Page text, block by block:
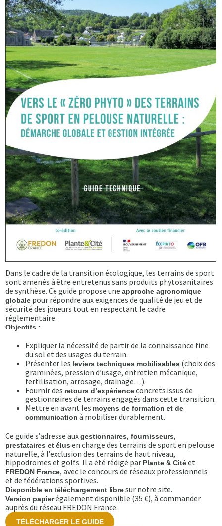
Dans le cadre de la transition écologique, les terrains de sport
sont amenés à être entretenus sans produits phytosanitaires
de synthèse. Ce guide propose uneapproche agronomique
globale pour répondre aux exigences de qualité de jeu et de
sécurité des joueurs tout en respectant le cadre
réglementaire.
Objectifs :
Expliquer la nécessité de partir de la connaissance fine
du sol et des usages du terrain.
Présenter les leviers techniques mobilisables (choix des
graminées, pression d’usage, entretien mécanique,
fertilisation, arrosage, drainage…).
Fournir des retours d’expérienceconcrets issus de
gestionnaires de terrains engagés dans cette transition.
Mettre en avant les moyens de formation et de
communication à mobiliser durablement.
Ce guide s’adresse auxgestionnaires, fournisseurs,
prestataires et élus en charge des terrains de sport en pelouse
naturelle, à l’exclusion des terrains de haut niveau,
hippodromes et golfs. Il a été rédigé par Plante & Citéet
FREDON France, avec le concours de réseaux professionnels
et de fédérations sportives.
Disponible en téléchargement libresur notre site.
Version papierégalement disponible (35 €), à commander
auprès du réseau FREDON France.
TÉLÉCHARGER LE GUIDE